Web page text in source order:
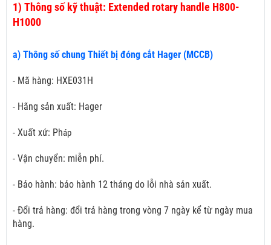
1) Thông số kỹ thuật: Extended rotary handle H800-
H1000
a) Thông số chung Thiết bị đóng cắt Hager (MCCB)
- Mã hàng: HXE031H
- Hãng sản xuất: Hager
- Xuất xứ: Pháp
- Vận chuyển: miễn phí.
- Bảo hành: bảo hành 12 tháng do lỗi nhà sản xuất.
- Đổi trả hàng: đổi trả hàng trong vòng 7 ngày kể từ ngày mua
hàng.